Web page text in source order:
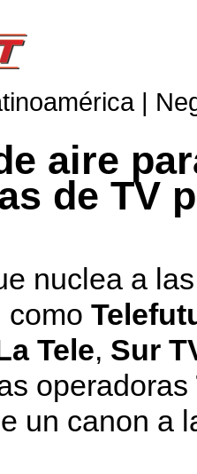
|
aire
de TV
nuclea a
como
Tele, Sur
operadoras
un canon a